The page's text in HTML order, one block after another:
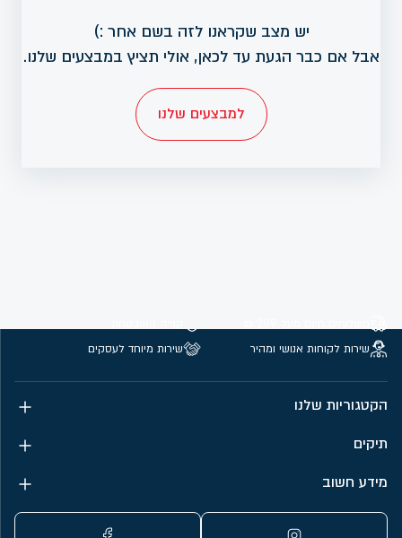
יש מצב שקראנו לזה בשם אחר :)
אבל אם כבר הגעת עד לכאן, אולי תציץ במבצעים שלנו.
למבצעים שלנו
שירות לקוחות אנושי ומהיר
שירות מיוחד לעסקים
הקטגוריות שלנו
תיקים
מידע חשוב